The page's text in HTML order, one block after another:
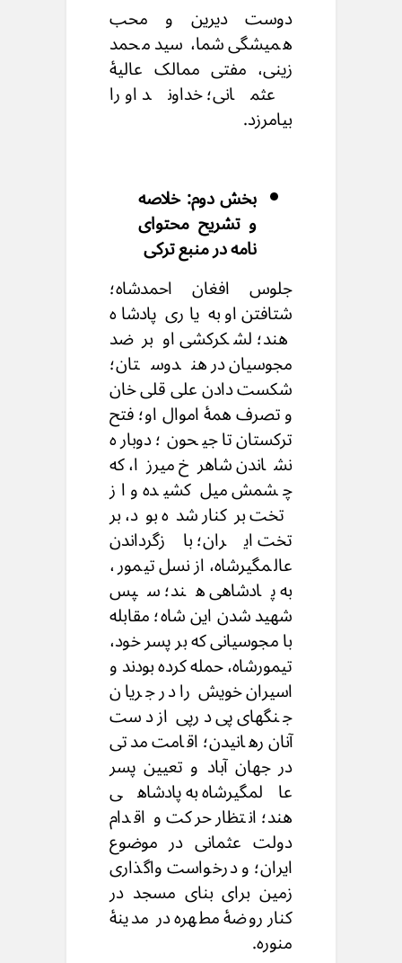
دوست دیرین و محب
همیشگی شما، سید محمد
زینی، مفتی ممالک عالیهٔ
عثمانی؛ خداوند او را
بیامرزد.
بخش دوم: خلاصه
و تشریح محتوای
نامه در منبع ترکی
جلوس افغان احمدشاه؛
شتافتن او به یاری پادشاه
هند؛ لشکرکشی او بر ضد
مجوسیان در هندوستان؛
شکست دادن علی قلی خان
و تصرف همهٔ اموال او؛ فتح
ترکستان تا جیحون؛ دوباره
نشاندن شاهرخ میرزا، که
چشمش میل کشیده و از
تخت برکنار شده بود، بر
تخت ایران؛ بازگرداندن
عالمگیرشاه، از نسل تیمور،
به پادشاهی هند؛ سپس
شهید شدن این شاه؛ مقابله
با مجوسیانی که بر پسر خود،
تیمورشاه، حمله کرده بودند و
اسیران خویش را در جریان
جنگهای پی درپی از دست
آنان رهانیدن؛ اقامت مدتی
در جهان آباد و تعیین پسر
عالمگیرشاه به پادشاهی
هند؛ انتظار حرکت و اقدام
دولت عثمانی در موضوع
ایران؛ و درخواست واگذاری
زمین برای بنای مسجد در
کنار روضهٔ مطهره در مدینهٔ
منوره.